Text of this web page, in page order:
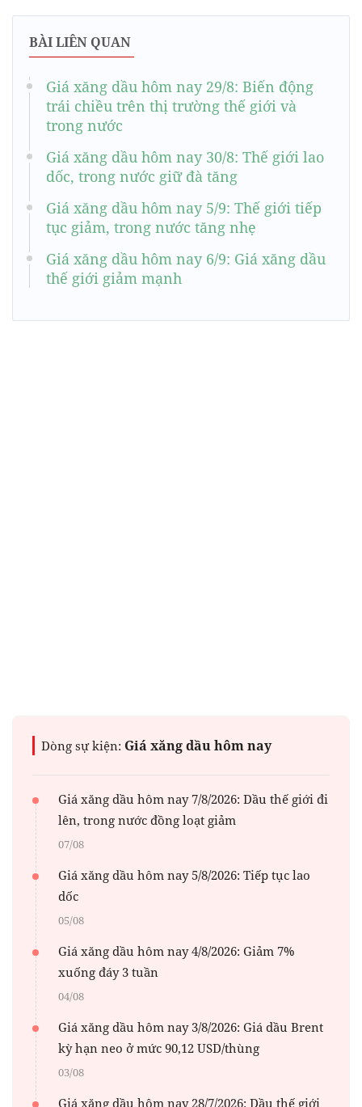
BÀI LIÊN QUAN
Giá xăng dầu hôm nay 29/8: Biến động
trái chiều trên thị trường thế giới và
trong nước
Giá xăng dầu hôm nay 30/8: Thế giới lao
dốc, trong nước giữ đà tăng
Giá xăng dầu hôm nay 5/9: Thế giới tiếp
tục giảm, trong nước tăng nhẹ
Giá xăng dầu hôm nay 6/9: Giá xăng dầu
thế giới giảm mạnh
Dòng sự kiện: Giá xăng dầu hôm nay
Giá xăng dầu hôm nay 7/8/2026: Dầu thế giới đi
lên, trong nước đồng loạt giảm
07/08
Giá xăng dầu hôm nay 5/8/2026: Tiếp tục lao
dốc
05/08
Giá xăng dầu hôm nay 4/8/2026: Giảm 7%
xuống đáy 3 tuần
04/08
Giá xăng dầu hôm nay 3/8/2026: Giá dầu Brent
kỳ hạn neo ở mức 90,12 USD/thùng
03/08
Giá xăng dầu hôm nay 28/7/2026: Dầu thế giới